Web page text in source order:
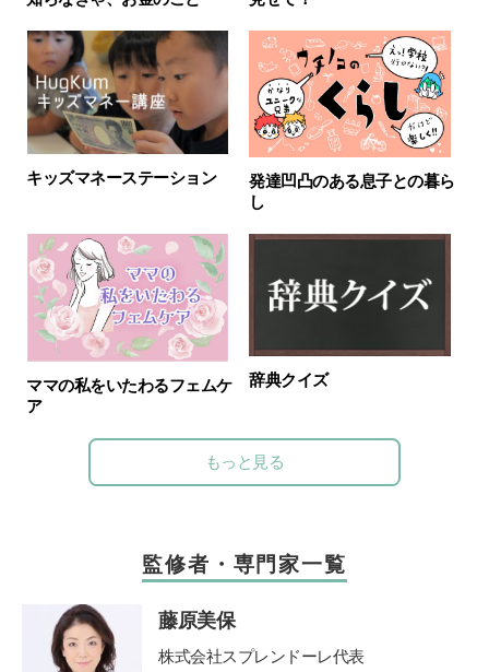
キッズマネーステーション
発達凹凸のある息子との暮ら
し
ママの私をいたわるフェムケ
ア
辞典クイズ
もっと見る
監修者・専門家一覧
藤原美保
株式会社スプレンドーレ代表